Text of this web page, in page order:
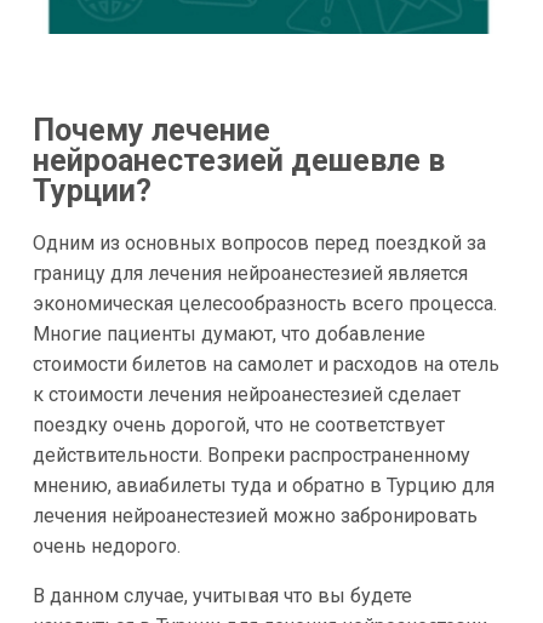
Почему лечение
нейроанестезией дешевле в
Турции?
Одним из основных вопросов перед поездкой за
границу для лечения нейроанестезией является
экономическая целесообразность всего процесса.
Многие пациенты думают, что добавление
стоимости билетов на самолет и расходов на отель
к стоимости лечения нейроанестезией сделает
поездку очень дорогой, что не соответствует
действительности. Вопреки распространенному
мнению, авиабилеты туда и обратно в Турцию для
лечения нейроанестезией можно забронировать
очень недорого.
В данном случае, учитывая что вы будете